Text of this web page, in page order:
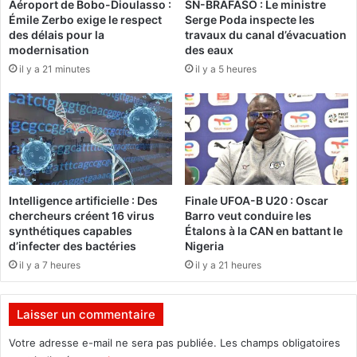
e
u
r
s
o
e
s
t
a
f
r
i
c
a
n
i
m
e
c
o
l
a
t
é
r
l
e
d
t
d
’
Aéroport de Bobo-Dioulasso :
Émile Zerbo exige le respect
des délais pour la
modernisation
il y a 21 minutes
SN-BRAFASO : Le ministre
Serge Poda inspecte les
travaux du canal d’évacuation
des eaux
il y a 5 heures
Intelligence artificielle : Des
chercheurs créent 16 virus
synthétiques capables
d’infecter des bactéries
il y a 7 heures
Finale UFOA-B U20 : Oscar
Barro veut conduire les
Étalons à la CAN en battant le
Nigeria
il y a 21 heures
Laisser un commentaire
Votre adresse e-mail ne sera pas publiée. Les champs obligatoires